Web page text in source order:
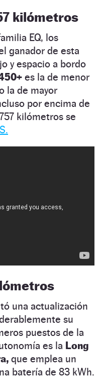
kilómetros
EQ, los
ganador de esta
y espacio a bordo
es la de menor
la de mayor
por encima de
kilómetros se
una actualización
su
puestos de la
es la Long
que emplea un
batería de 83 kWh.